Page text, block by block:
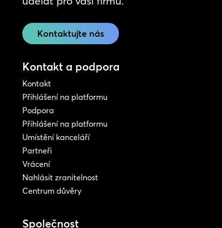
Kontaktujte nás
Kontakt a podpora
Kontakt
Přihlášení na platformu
Podpora
Přihlášení na platformu
Umístění kanceláří
Partneři
Vrácení
Nahlásit zranitelnost
Centrum důvěry
Společnost